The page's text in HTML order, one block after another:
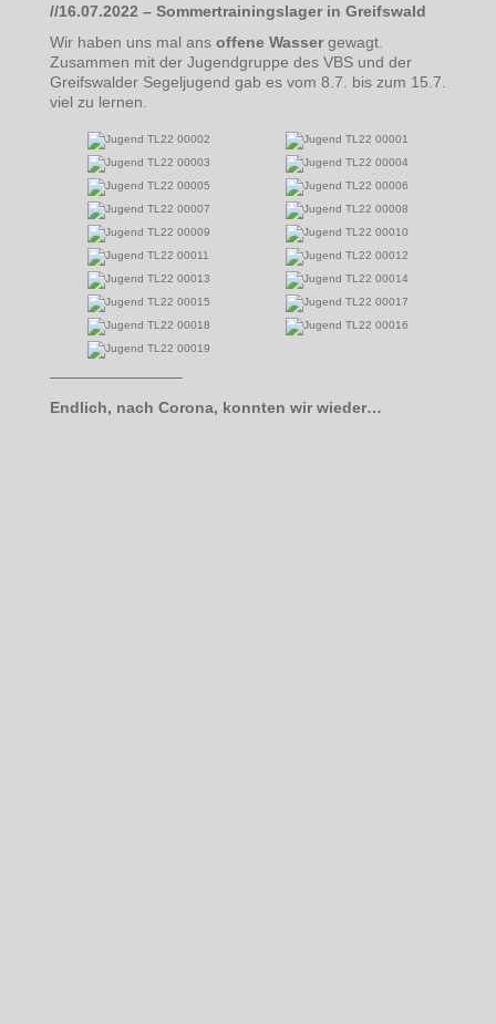
//16.07.2022 – Sommertrainingslager in Greifswald
Wir haben uns mal ans offene Wassergewagt.
Zusammen mit der Jugendgruppe des VBS und der
Greifswalder Segeljugend gab es vom 8.7. bis zum 15.7.
viel zu lernen.
————————–
Endlich, nach Corona, konnten wir wieder…